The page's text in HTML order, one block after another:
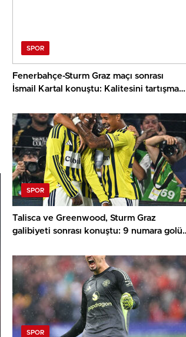
SPOR
Fenerbahçe-Sturm Graz maçı sonrası
İsmail Kartal konuştu: Kalitesini tartışmaya
SPOR
Talisca ve Greenwood, Sturm Graz
galibiyeti sonrası konuştu: 9 numara golü
SPOR